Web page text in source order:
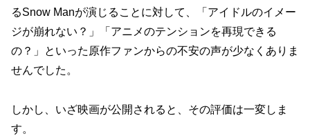
るSnow Manが演じることに対して、「アイドルのイメー
ジが崩れない？」「アニメのテンションを再現できる
の？」といった原作ファンからの不安の声が少なくありま
せんでした。
しかし、いざ映画が公開されると、その評価は一変しま
す。